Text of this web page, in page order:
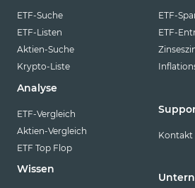
ETF-Suche
ETF-Listen
Aktien-Suche
Krypto-Liste
Analyse
ETF-Vergleich
Aktien-Vergleich
ETF Top Flop
Wissen
ETF-
ETF-
Kontakt